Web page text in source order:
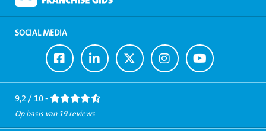
SOCIAL MEDIA
Ga
naar
Facebook
Ga
naar
LinkedIn
Ga
naar
Twitter
Ga
naar
Instagram
Ga
naar
Youtube
9,2 / 10 -
Op basis van 19 reviews